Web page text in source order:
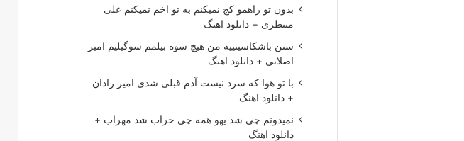
بدون تو راهمو کج نمیکنم به تو اخم نمیکنم علی
منتظری + دانلود اهنگ
سنن باشکاسینییه من هیچ سوه بیلمم سوگیلیم امیر
اصلانی + دانلود اهنگ
با تو هوا که سرد نیست آدم قبلی شدی امیر رادان
+ دانلود اهنگ
نمیدونم چی شد یهو همه چی خراب شد مهراب +
دانلود اهنگ